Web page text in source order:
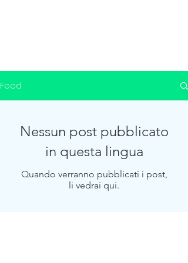
Feed
Nessun post pubblicato
in questa lingua
Quando verranno pubblicati i post,
li vedrai qui.